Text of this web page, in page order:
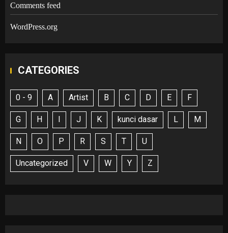
Comments feed
WordPress.org
CATEGORIES
0 - 9 A Artist B C D E F
G H I J K kunci dasar L M
N O P R S T U
Uncategorized V W Y Z